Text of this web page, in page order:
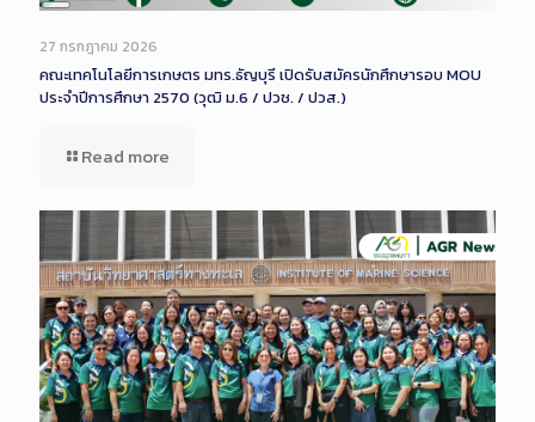
Long
Description
27 กรกฎาคม 2026
คณะเทคโนโลยีการเกษตร มทร.ธัญบุรี เปิดรับสมัครนักศึกษารอบ MOU
ประจำปีการศึกษา 2570 (วุฒิ ม.6 / ปวช. / ปวส.)
Read more